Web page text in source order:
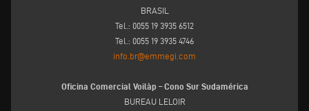
BRASIL
Tel.: 0055 19 3935 6512
Tel.: 0055 19 3935 4746
info.br@emmegi.com
Oficina Comercial Voilàp – Cono Sur Sudamérica
BUREAU LELOIR